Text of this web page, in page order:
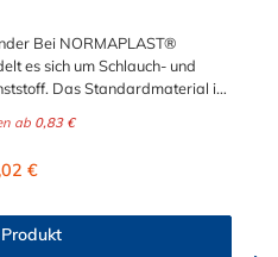
Bei NORMAPLAST®
es sich um Schlauch- und
Das Standardmaterial ist
und preiswert miteinander
von Wasser, Luft,
Gegebenenfalls kann eine
durch eine
ab 0,83 €
Preis:
€